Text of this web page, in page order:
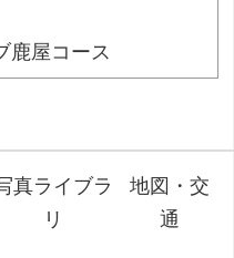
鹿屋コース
真ライブラ
リ
地図・交
通